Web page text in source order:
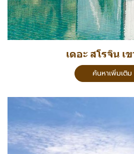
เดอะ สโรจิน เ
ค้นหาเพิ่มเติม